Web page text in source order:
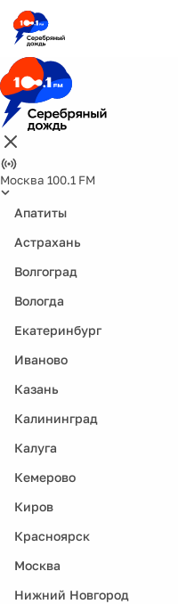
Москва 100.1 FM
Апатиты
Астрахань
Волгоград
Вологда
Екатеринбург
Иваново
Казань
Калининград
Калуга
Кемерово
Киров
Красноярск
Москва
Нижний Новгород